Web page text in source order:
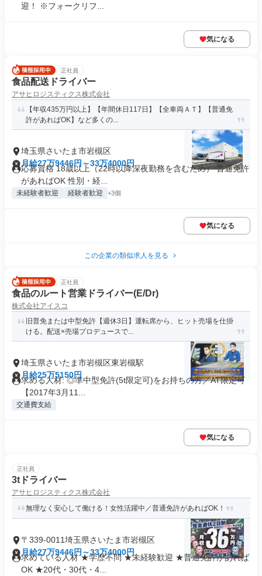
迎！ ※フォークリフ...
気になる
正社員
食品配送ドライバー
アサヒロジスティクス株式会社
【年収435万円以上】【年間休日117日】【全車両ＡＴ】【普通免
許があればOK】など多くの...
埼玉県さいたま市岩槻区
月給27万9446円～33万4000円
応募資格 18歳以上（22時以降深夜勤務を含むため） 普通免許
があればOK 性別・経...
未経験者歓迎 経験者歓迎 +3個
気になる
この企業の類似求人を見る
正社員
食品のルート営業ドライバー(E/Dr)
株式会社アイスコ
旧普免または中型免許【週休3日】運転席から、ヒット売場を仕掛
ける。配送×売場プロデュースで...
埼玉県さいたま市岩槻区東岩槻駅
月給25万5150円
求める人材: ◎準中型免許(5t限定可)をお持ちの方／AT限定可
【2017年3月11...
交通費支給
気になる
正社員
3tドライバー
アサヒロジスティクス株式会社
無理なく安心して働ける！女性活躍中／普通免許があればOK！
〒339-0011埼玉県さいたま市岩槻区
月給27万9446円～33万4000円
求めている人材 ★学歴不問 ★未経験歓迎 ★普通免許があれば
OK ★20代・30代・4...